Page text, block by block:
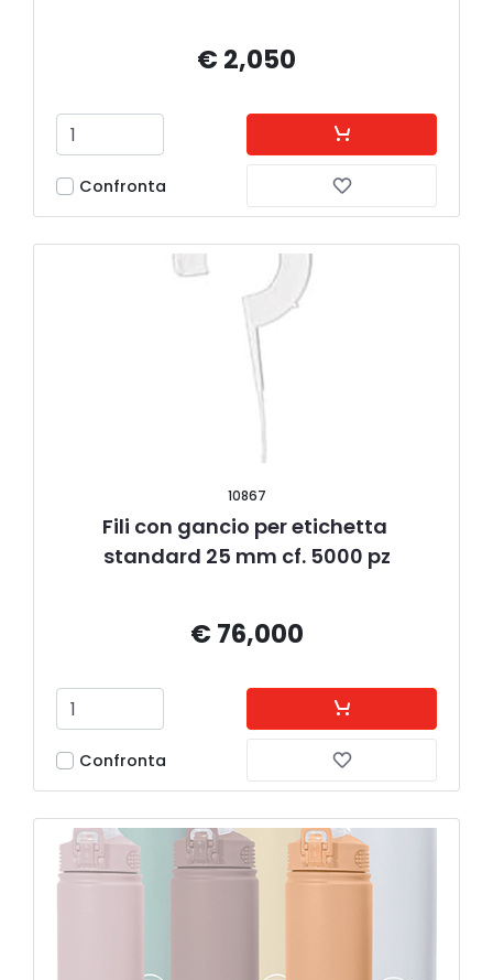
€ 2,050
Confronta
10867
Fili con gancio per etichetta
standard 25 mm cf. 5000 pz
€ 76,000
Confronta